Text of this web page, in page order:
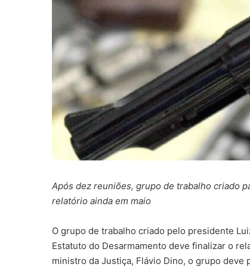
Após dez reuniões, grupo de trabalho criado
relatório ainda em maio
O grupo de trabalho criado pelo presidente
Estatuto do Desarmamento deve finalizar o
ministro da Justiça, Flávio Dino, o grupo